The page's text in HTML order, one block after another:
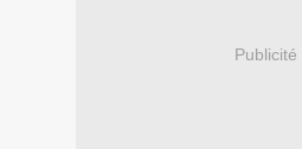
Publicité